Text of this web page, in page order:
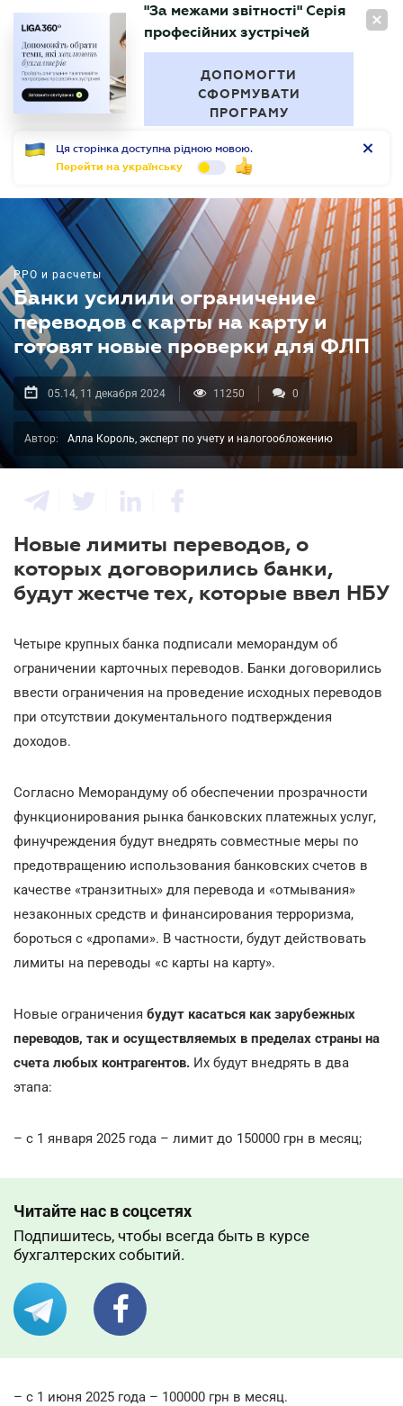
RU
БУХГАЛТЕР
"За межами звітності" Серія
професійних зустрічей
ДОПОМОГТИ
СФОРМУВАТИ
ПРОГРАМУ
Ця сторінка доступна рідною мовою.
Перейти на українську
РРО и расчеты
Банки усилили ограничение
переводов с карты на карту и
готовят новые проверки для ФЛП
05.14, 11 декабря 2024 11250 0
Автор: Алла Король, эксперт по учету и налогообложению
Новые лимиты переводов, о
которых договорились банки,
будут жестче тех, которые ввел НБУ
Четыре крупных банка подписали меморандум об
ограничении карточных переводов. Банки договорились
ввести ограничения на проведение исходных переводов
при отсутствии документального подтверждения
доходов.
Согласно Меморандуму об обеспечении прозрачности
функционирования рынка банковских платежных услуг,
финучреждения будут внедрять совместные меры по
предотвращению использования банковских счетов в
качестве «транзитных» для перевода и «отмывания»
незаконных средств и финансирования терроризма,
бороться с «дропами». В частности, будут действовать
лимиты на переводы «с карты на карту».
Новые ограничения будут касаться как зарубежных
переводов, так и осуществляемых в пределах страны на
счета любых контрагентов. Их будут внедрять в два
этапа:
– с 1 января 2025 года – лимит до 150000 грн в месяц;
Читайте нас в соцсетях
Подпишитесь, чтобы всегда быть в курсе
бухгалтерских событий.
– с 1 июня 2025 года – 100000 грн в месяц.